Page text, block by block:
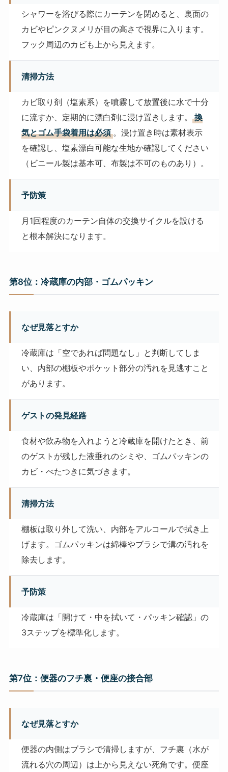
シャワーを浴びる際にカーテンを閉めると、裏面の
カビやピンクヌメリが目の高さで視界に入ります。
フック周辺のカビも上から見えます。
清掃方法
カビ取り剤（塩素系）を噴霧して放置後に水で十分
に流すか、定期的に漂白剤に浸け置きします。
換
気とゴム手袋着用は必須 。浸け置き時は素材表示
を確認し、塩素漂白可能な生地か確認してください
（ビニール製は基本可、布製は不可のものあり）。
予防策
月1回程度のカーテン自体の交換サイクルを設ける
と根本解決になります。
第8位：冷蔵庫の内部・ゴムパッキン
なぜ見落とすか
冷蔵庫は「空であれば問題なし」と判断してしま
い、内部の棚板やポケット部分の汚れを見逃すこと
があります。
ゲストの発見経路
食材や飲み物を入れようと冷蔵庫を開けたとき、前
のゲストが残した液垂れのシミや、ゴムパッキンの
カビ・べたつきに気づきます。
清掃方法
棚板は取り外して洗い、内部をアルコールで拭き上
げます。ゴムパッキンは綿棒やブラシで溝の汚れを
除去します。
予防策
冷蔵庫は「開けて・中を拭いて・パッキン確認」の
3ステップを標準化します。
第7位：便器のフチ裏・便座の接合部
なぜ見落とすか
便器の内側はブラシで清掃しますが、フチ裏（水が
流れる穴の周辺）は上から見えない死角です。便座